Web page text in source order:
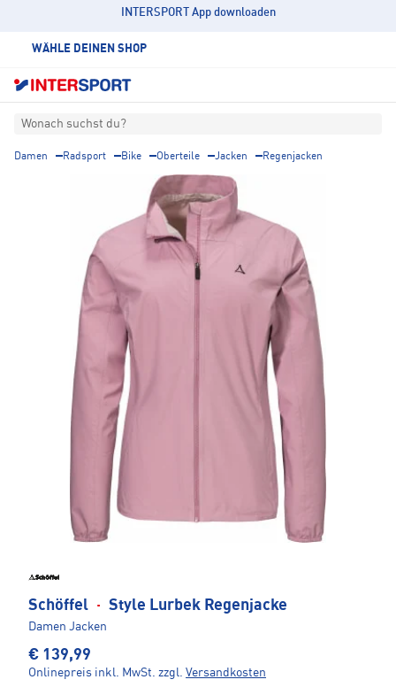
INTERSPORT App downloaden
WÄHLE DEINEN SHOP
Wonach suchst du?
Damen Radsport Bike Oberteile Jacken Regenjacken
Schöffel · Style Lurbek Regenjacke
Damen Jacken
€ 139,99
Onlinepreis inkl. MwSt. zzgl. Versandkosten